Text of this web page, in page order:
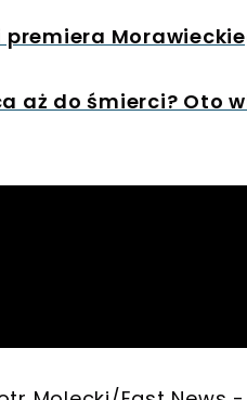
premiera
do śmierci? Oto